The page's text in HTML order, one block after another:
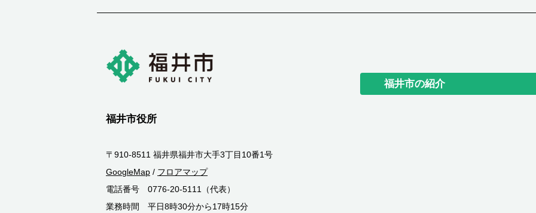
福井市役所
〒910-8511 福井県福井市大手3丁目10番1号
GoogleMap / フロアマップ
電話番号 0776-20-5111（代表）
業務時間 平日8時30分から17時15分
福井市の紹介